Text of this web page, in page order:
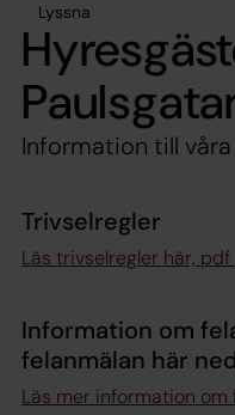
Lyssna
Information till
Trivselregler
Läs trivselregler här, pdf
Information om
felanmälan här
Läs mer information om